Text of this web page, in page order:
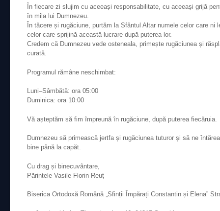
În fiecare zi slujim cu aceeași responsabilitate, cu aceeași grijă
în mila lui Dumnezeu.
În tăcere și rugăciune, purtăm la Sfântul Altar numele celor care
celor care sprijină această lucrare după puterea lor.
Credem că Dumnezeu vede osteneala, primește rugăciunea și
curată.
Programul rămâne neschimbat:
Luni–Sâmbătă: ora 05:00
Duminica: ora 10:00
Vă așteptăm să fim împreună în rugăciune, după puterea fiecăruia.
Dumnezeu să primească jertfa și rugăciunea tuturor și să ne
bine până la capăt.
Cu drag și binecuvântare,
Părintele Vasile Florin Reuţ
Biserica Ortodoxă Română „Sfinții Împărați Constantin și Elena”